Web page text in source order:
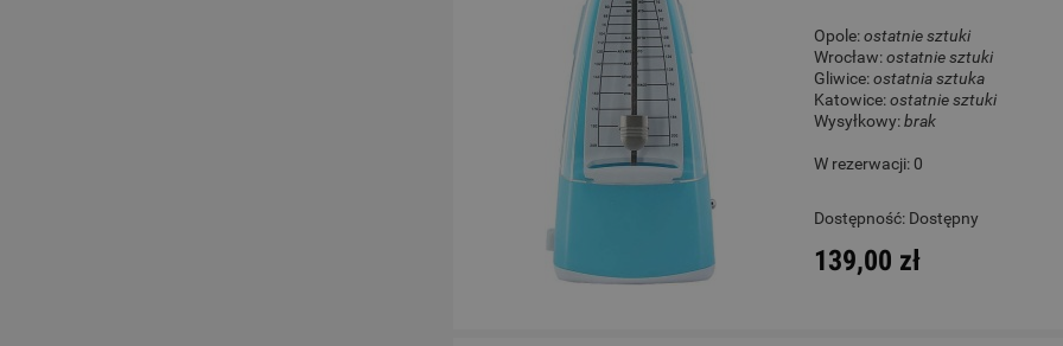
Opole:ostatnie sztuki
Wrocław:ostatnie sztuki
Gliwice:ostatnia sztuka
Katowice:ostatnie sztuki
Wysyłkowy:brak
W rezerwacji: 0
Dostępność: Dostępny
139,00 zł